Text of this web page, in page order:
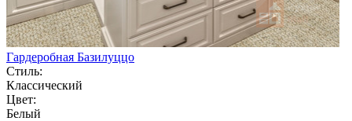
Гардеробная Базилуццо
Стиль:
Классический
Цвет:
Белый